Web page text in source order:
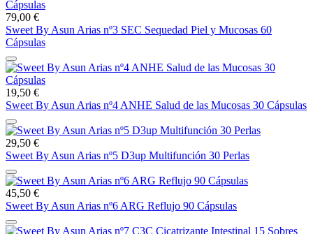
79,00 €
Sweet By Asun Arias nº3 SEC Sequedad Piel y Mucosas 60
Cápsulas
19,50 €
Sweet By Asun Arias nº4 ANHE Salud de las Mucosas 30 Cápsulas
29,50 €
Sweet By Asun Arias nº5 D3up Multifunción 30 Perlas
45,50 €
Sweet By Asun Arias nº6 ARG Reflujo 90 Cápsulas